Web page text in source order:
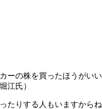
の株を買ったほうがい
江氏）
たりする人もいますか